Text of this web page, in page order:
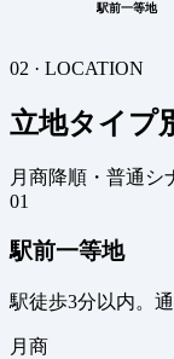
駅前一等地
02 · LOCATION
立地タイプ
月商降順・普通シ
01
駅前一等地
駅徒歩3分以内。
月商